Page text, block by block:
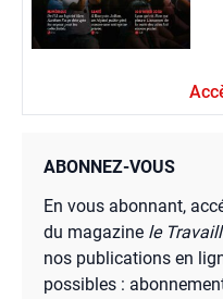
ABONNEZ-VOUS
En vous abonnant,
du magazine le
nos publications en
possibles :